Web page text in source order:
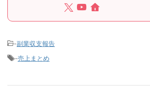
-副業収支報告
-売上まとめ